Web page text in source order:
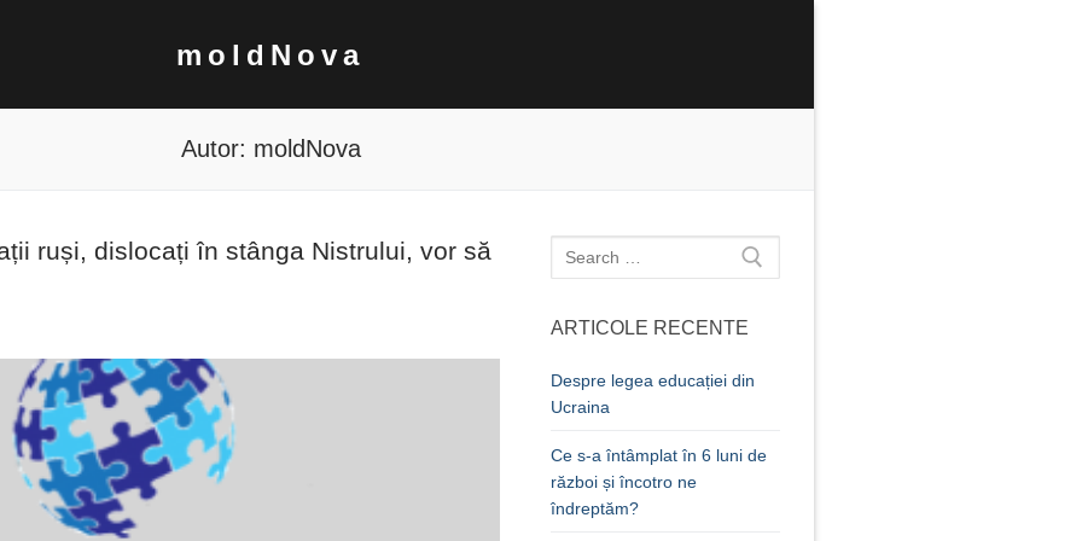
moldNova
Autor: moldNova
ruși, dislocați în stânga Nistrului, vor să
Caută
după:
ARTICOLE RECENTE
Despre legea educației din
Ucraina
Ce s-a întâmplat în 6 luni de
război și încotro ne
îndreptăm?